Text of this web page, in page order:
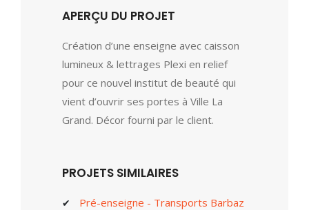
APERÇU DU PROJET
Création d’une enseigne avec caisson
lumineux & lettrages Plexi en relief
pour ce nouvel institut de beauté qui
vient d’ouvrir ses portes à Ville La
Grand. Décor fourni par le client.
PROJETS SIMILAIRES
Pré-enseigne - Transports Barbaz